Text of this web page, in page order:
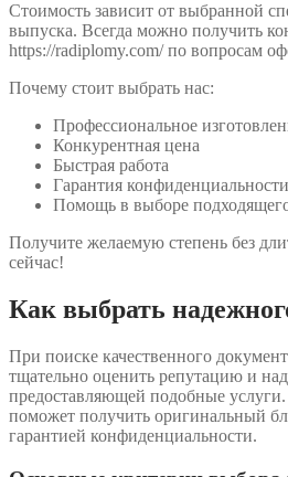
Стоимость зависит от выбранной
выпуска. Всегда можно получить
https://radiplomy.com/ по вопросам
Почему стоит выбрать нас:
Профессиональное
Конкурентная цена
Быстрая работа
Гарантия конфиденциальности
Помощь в выборе
Получите желаемую степень без
сейчас!
Как выбрать
При поиске качественного
тщательно оценить репутацию и
предоставляющей подобные
поможет получить оригинальный
гарантией конфиденциальности.